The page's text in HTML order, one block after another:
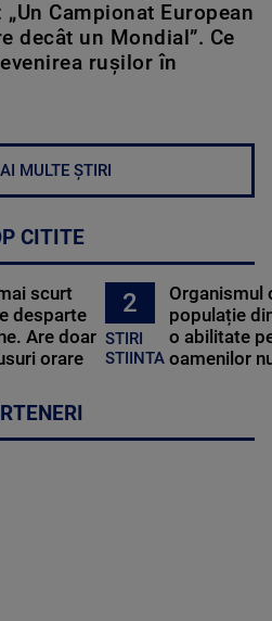
„Un Campionat European
decât un Mondial”. Ce
rușilor în
MULTE ȘTIRI
CITITE
scurt
desparte
Are doar
orare
2
STIRI
STIINTA
Organismul
populație
o abilitate
oamenilor